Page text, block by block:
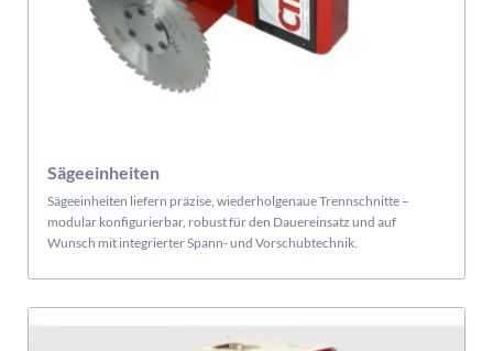
Sägeeinheiten
Sägeeinheiten liefern präzise, wiederholgenaue Trennschnitte –
modular konfigurierbar, robust für den Dauereinsatz und auf
Wunsch mit integrierter Spann- und Vorschubtechnik.